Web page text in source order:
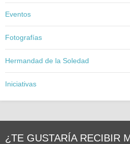
Eventos
Fotografías
Hermandad de la Soledad
Iniciativas
¿TE GUSTARÍA RECIBIR